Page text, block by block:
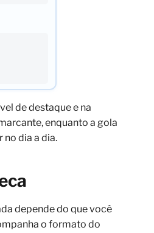
de destaque e na
enquanto a gola
dia a dia.
depende do que você
o formato do